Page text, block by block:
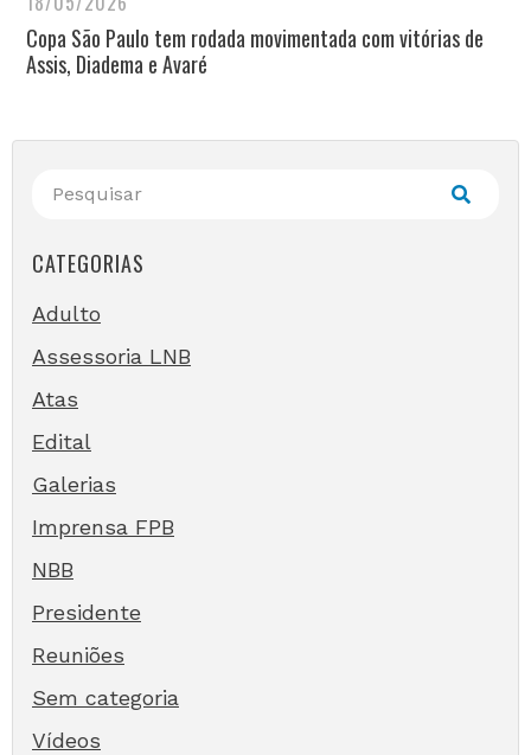
Copa São Paulo tem rodada movimentada com vitórias de
Assis, Diadema e Avaré
CATEGORIAS
Adulto
Assessoria LNB
Atas
Edital
Galerias
Imprensa FPB
NBB
Presidente
Reuniões
Sem categoria
Vídeos